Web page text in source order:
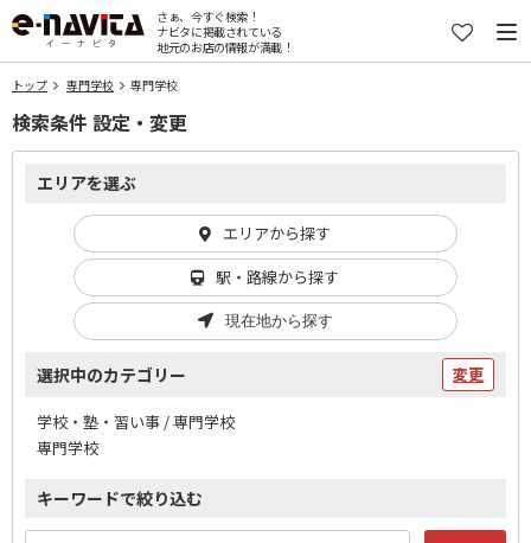
さぁ、今すぐ検索！
ナビタに掲載されている
地元のお店の情報が満載！
トップ 専門学校 専門学校
検索条件 設定・変更
エリアを選ぶ
エリアから探す
駅・路線から探す
現在地から探す
選択中のカテゴリー 変更
学校・塾・習い事 / 専門学校
専門学校
キーワードで絞り込む